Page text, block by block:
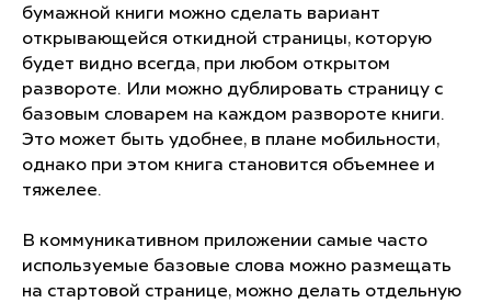
бумажной книги можно сделать вариант
открывающейся откидной страницы, которую
будет видно всегда, при любом открытом
развороте. Или можно дублировать страницу с
базовым словарем на каждом развороте книги.
Это может быть удобнее, в плане мобильности,
однако при этом книга становится объемнее и
тяжелее.
В коммуникативном приложении самые часто
используемые базовые слова можно размещать
на стартовой странице, можно делать отдельную